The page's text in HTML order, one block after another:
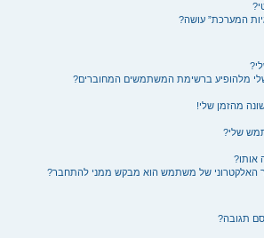
המערכת” עושה?
מלהופיע ברשימת המשתמשים המחוברים?
מהזמן שלי!
שלי?
אותו?
האלקטרוני של משתמש הוא מבקש ממני להתחבר?
תגובה?